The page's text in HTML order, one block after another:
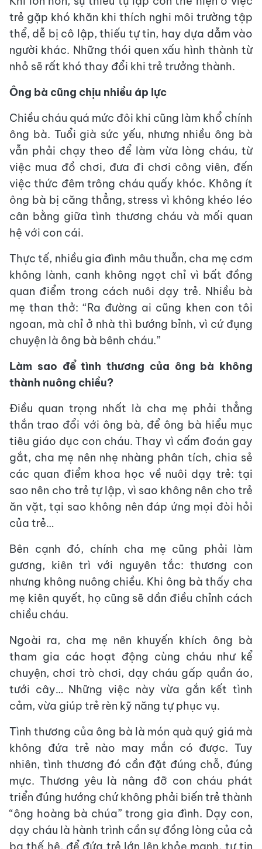
trẻ gặp khó khăn khi thích nghi môi trường tập
thể, dễ bị cô lập, thiếu tự tin, hay dựa dẫm vào
người khác. Những thói quen xấu hình thành từ
nhỏ sẽ rất khó thay đổi khi trẻ trưởng thành.
Ông bà cũng chịu nhiều áp lực
Chiều cháu quá mức đôi khi cũng làm khổ chính
ông bà. Tuổi già sức yếu, nhưng nhiều ông bà
vẫn phải chạy theo để làm vừa lòng cháu, từ
việc mua đồ chơi, đưa đi chơi công viên, đến
việc thức đêm trông cháu quấy khóc. Không ít
ông bà bị căng thẳng, stress vì không khéo léo
cân bằng giữa tình thương cháu và mối quan
hệ với con cái.
Thực tế, nhiều gia đình mâu thuẫn, cha mẹ cơm
không lành, canh không ngọt chỉ vì bất đồng
quan điểm trong cách nuôi dạy trẻ. Nhiều bà
mẹ than thở: “Ra đường ai cũng khen con tôi
ngoan, mà chỉ ở nhà thì bướng bỉnh, vì cứ đụng
chuyện là ông bà bênh cháu.”
Làm sao để tình thương của ông bà không
thành nuông chiều?
Điều quan trọng nhất là cha mẹ phải thẳng
thắn trao đổi với ông bà, để ông bà hiểu mục
tiêu giáo dục con cháu. Thay vì cấm đoán gay
gắt, cha mẹ nên nhẹ nhàng phân tích, chia sẻ
các quan điểm khoa học về nuôi dạy trẻ: tại
sao nên cho trẻ tự lập, vì sao không nên cho trẻ
ăn vặt, tại sao không nên đáp ứng mọi đòi hỏi
của trẻ…
Bên cạnh đó, chính cha mẹ cũng phải làm
gương, kiên trì với nguyên tắc: thương con
nhưng không nuông chiều. Khi ông bà thấy cha
mẹ kiên quyết, họ cũng sẽ dần điều chỉnh cách
chiều cháu.
Ngoài ra, cha mẹ nên khuyến khích ông bà
tham gia các hoạt động cùng cháu như kể
chuyện, chơi trò chơi, dạy cháu gấp quần áo,
tưới cây… Những việc này vừa gắn kết tình
cảm, vừa giúp trẻ rèn kỹ năng tự phục vụ.
Tình thương của ông bà là món quà quý giá mà
không đứa trẻ nào may mắn có được. Tuy
nhiên, tình thương đó cần đặt đúng chỗ, đúng
mực. Thương yêu là nâng đỡ con cháu phát
triển đúng hướng chứ không phải biến trẻ thành
“ông hoàng bà chúa” trong gia đình. Dạy con,
dạy cháu là hành trình cần sự đồng lòng của cả